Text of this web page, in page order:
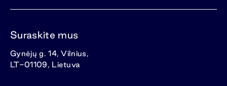
Suraskite mus
Gynėjų g. 14, Vilnius,
LT-01109, Lietuva